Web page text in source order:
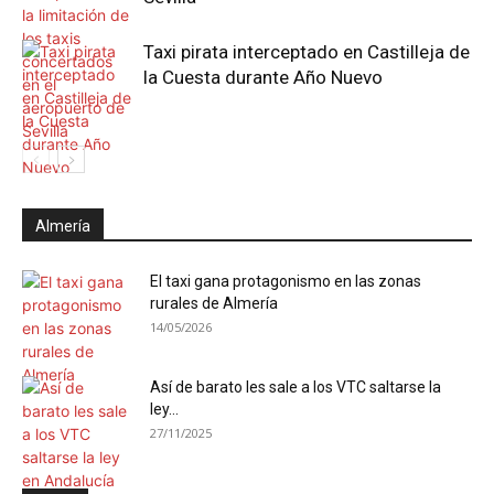
Taxi pirata interceptado en Castilleja de
la Cuesta durante Año Nuevo
Almería
El taxi gana protagonismo en las zonas
rurales de Almería
14/05/2026
Así de barato les sale a los VTC saltarse la
ley...
27/11/2025